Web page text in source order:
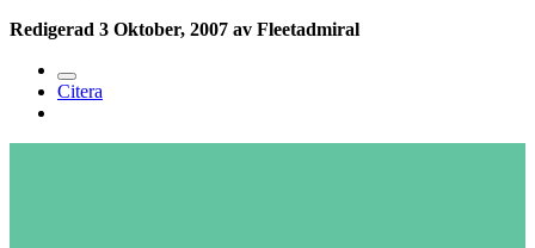
Redigerad 3 Oktober, 2007 av Fleetadmiral
Citera